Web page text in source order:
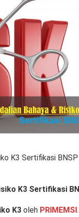
K3 Sertifikasi BNSP
K3 Sertifikasi
K3 oleh PRIMEMSI